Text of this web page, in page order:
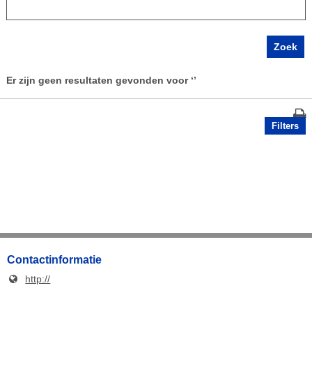
Er zijn geen resultaten gevonden voor ‘’
Filters
Contactinformatie
http://